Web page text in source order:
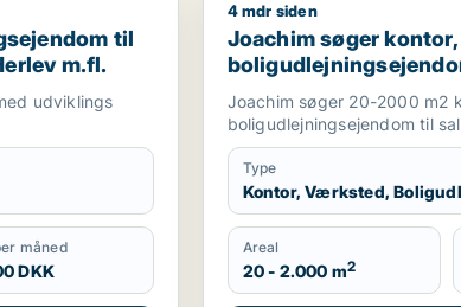
til salg i Valby, Hvidovre eller Herlev m.fl.
til
m.fl.
udviklings
måned
DKK
Joachim søger kontor,
4 mdr siden
Joachim søger
Storkøbenhavn
Joachim søger 20-2000 m2
boligudlejningsejendom til
Type
Kontor, Værksted,
Areal
20 - 2.000 m2